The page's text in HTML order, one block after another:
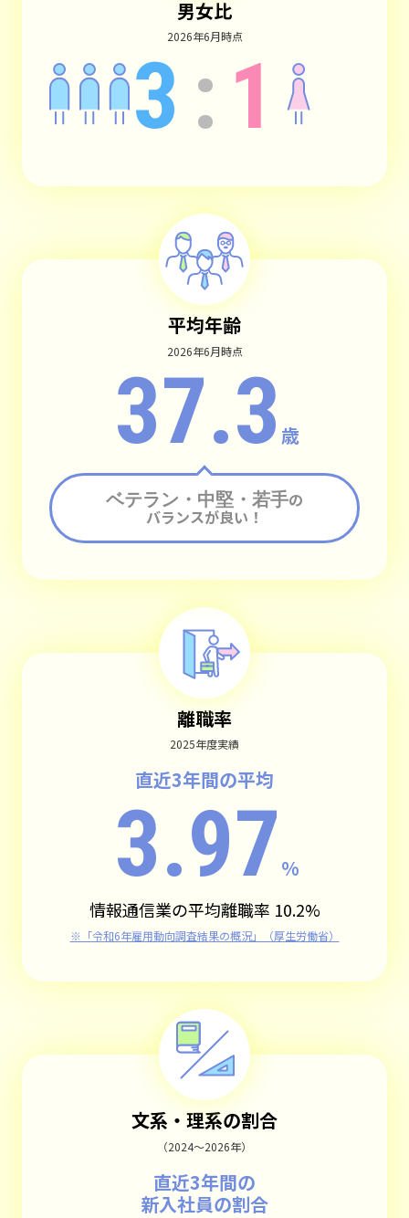
男女比
2026年6月時点
3 : 1
離職率
2025年度実績
直近3年間の平均
3.97 %
情報通信業の平均離職率 10.2%
※「令和6年雇用動向調査結果の概況」（厚生労働省）
平均年齢
2026年6月時点
37.3 歳
ベテラン・中堅・若手の
バランスが良い！
文系・理系の割合
（2024～2026年）
直近3年間の
新入社員の割合